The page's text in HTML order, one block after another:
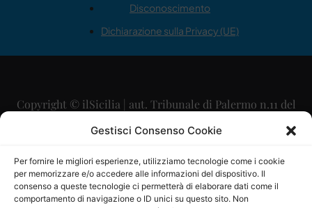
Gestisci Consenso Cookie
Per fornire le migliori esperienze, utilizziamo tecnologie come i cookie
per memorizzare e/o accedere alle informazioni del dispositivo. Il
consenso a queste tecnologie ci permetterà di elaborare dati come il
comportamento di navigazione o ID unici su questo sito. Non
Disconoscimento
Dichiarazione sulla Privacy (UE)
Copyright © ilSicilia | aut. Tribunale di Palermo n.11 del
29/09/2015
Direttore Editoriale: Maurizio Scaglione